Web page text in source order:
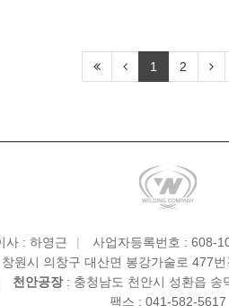
1 2
사 : 하영근 | 사업자등록번호 : 608-
원시 의창구 대산면 봉강가술로 477번
천안공장: 충청남도 천안시 성환읍 송
팩스 : 041-582-5617